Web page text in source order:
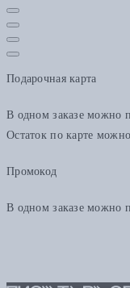
Подарочная карта
В одном заказе можно
Остаток по карте
Промокод
В одном заказе можно